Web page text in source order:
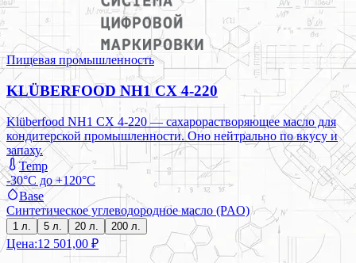
Пищевая промышленность
KLÜBERFOOD NH1 CX 4-220
Klüberfood NH1 CX 4-220 — сахарорастворяющее масло для
кондитерской промышленности. Оно нейтрально по вкусу и
запаху.
Temp
-30°C до +120°C
Base
Синтетическое углеводородное масло (PAO)
1 л. 5 л. 20 л. 200 л.
Цена:12 501,00 ₽